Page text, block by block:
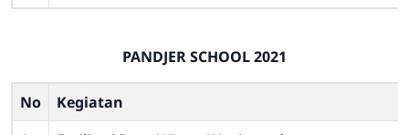
PANDJER SCHOOL 2021
No
Kegiatan